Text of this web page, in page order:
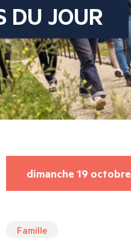
DU JOUR
dimanche 19 octobre
Famille